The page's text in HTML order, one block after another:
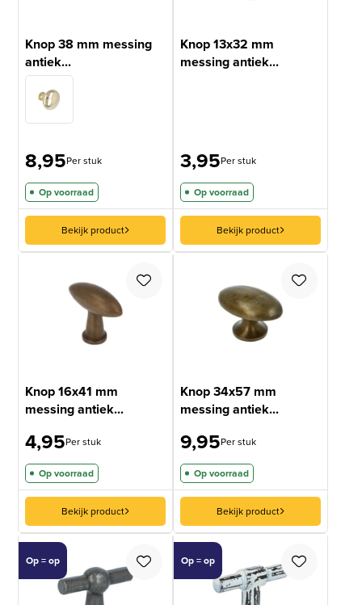
Knop 38 mm messing
antiek...
8,95Per stuk
Op voorraad
Bekijk product
Knop 13x32 mm
messing antiek...
3,95Per stuk
Op voorraad
Bekijk product
Knop 16x41 mm
messing antiek...
4,95Per stuk
Op voorraad
Bekijk product
Knop 34x57 mm
messing antiek...
9,95Per stuk
Op voorraad
Bekijk product
Op = op Op = op